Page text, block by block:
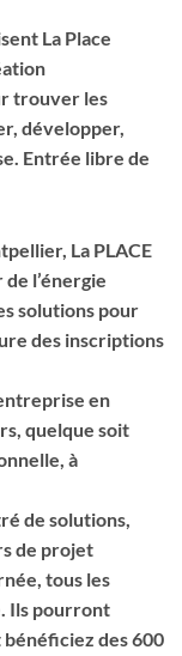
La Place
trouver les
développer,
Entrée libre de
La PLACE
l’énergie
solutions pour
des inscriptions
en
quelque soit
à
de solutions,
de projet
tous les
Ils pourront
des 600